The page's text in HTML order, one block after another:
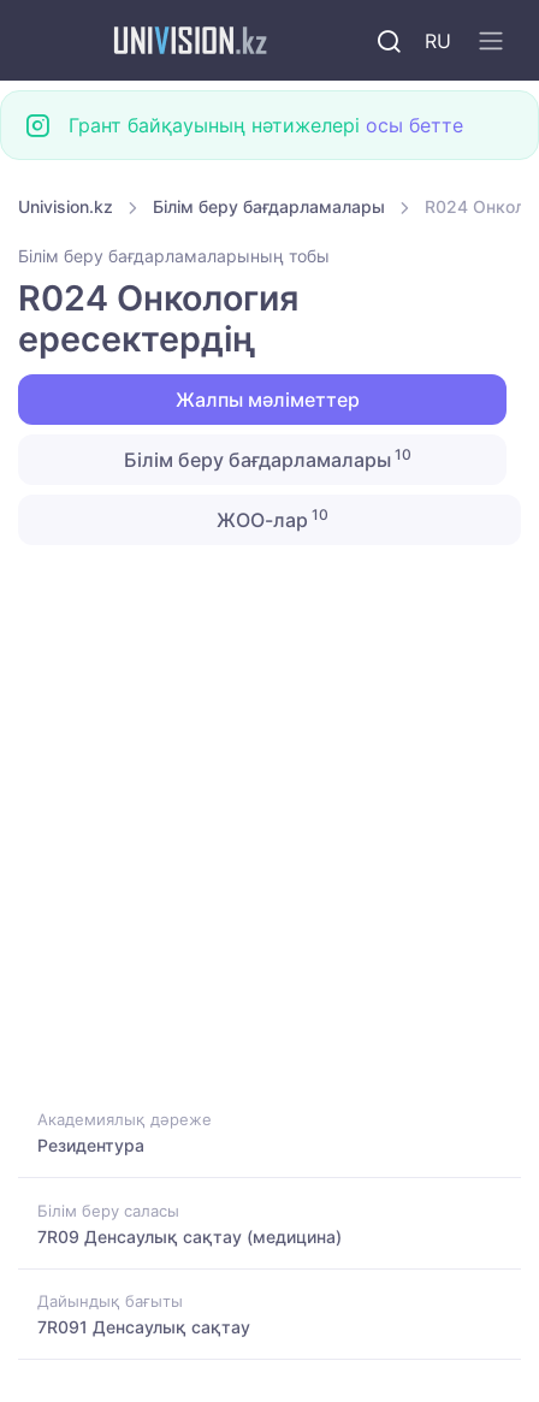
RU
Грант байқауының нәтижелері осы бетте
Univision.kz Білім беру бағдарламалары R024
Білім беру бағдарламаларының тобы
R024 Онкология
ересектердің
Жалпы мәліметтер
Білім беру бағдарламалары10
ЖОО-лар 10
Академиялық дәреже
Резидентура
Білім беру саласы
7R09 Денсаулық сақтау (медицина)
Дайындық бағыты
7R091 Денсаулық сақтау